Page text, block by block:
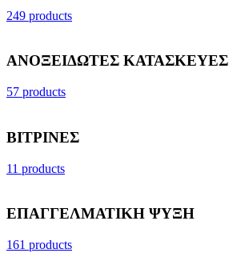
249 products
ΑΝΟΞΕΙΔΩΤΕΣ ΚΑΤΑΣΚΕΥΕΣ
57 products
ΒΙΤΡΙΝΕΣ
11 products
ΕΠΑΓΓΕΛΜΑΤΙΚΗ ΨΥΞΗ
161 products